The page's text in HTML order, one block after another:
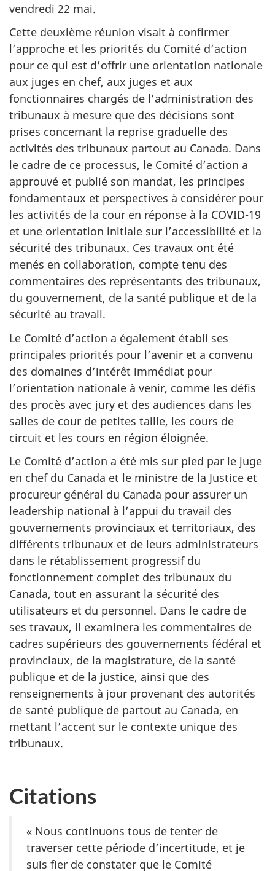
vendredi 22 mai.
Cette deuxième réunion visait à confirmer
l’approche et les priorités du Comité d’action
pour ce qui est d’offrir une orientation nationale
aux juges en chef, aux juges et aux
fonctionnaires chargés de l’administration des
tribunaux à mesure que des décisions sont
prises concernant la reprise graduelle des
activités des tribunaux partout au Canada. Dans
le cadre de ce processus, le Comité d’action a
approuvé et publié son mandat, les principes
fondamentaux et perspectives à considérer pour
les activités de la cour en réponse à la COVID-19
et une orientation initiale sur l’accessibilité et la
sécurité des tribunaux. Ces travaux ont été
menés en collaboration, compte tenu des
commentaires des représentants des tribunaux,
du gouvernement, de la santé publique et de la
sécurité au travail.
Le Comité d’action a également établi ses
principales priorités pour l’avenir et a convenu
des domaines d’intérêt immédiat pour
l’orientation nationale à venir, comme les défis
des procès avec jury et des audiences dans les
salles de cour de petites taille, les cours de
circuit et les cours en région éloignée.
Le Comité d’action a été mis sur pied par le juge
en chef du Canada et le ministre de la Justice et
procureur général du Canada pour assurer un
leadership national à l’appui du travail des
gouvernements provinciaux et territoriaux, des
différents tribunaux et de leurs administrateurs
dans le rétablissement progressif du
fonctionnement complet des tribunaux du
Canada, tout en assurant la sécurité des
utilisateurs et du personnel. Dans le cadre de
ses travaux, il examinera les commentaires de
cadres supérieurs des gouvernements fédéral et
provinciaux, de la magistrature, de la santé
publique et de la justice, ainsi que des
renseignements à jour provenant des autorités
de santé publique de partout au Canada, en
mettant l’accent sur le contexte unique des
tribunaux.
Citations
« Nous continuons tous de tenter de
traverser cette période d’incertitude, et je
suis fier de constater que le Comité